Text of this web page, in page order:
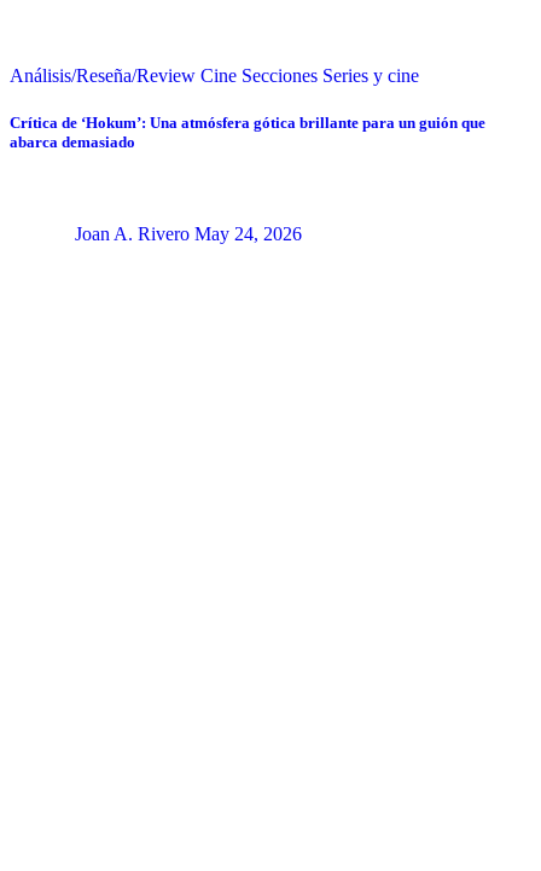
Análisis/Reseña/Review Cine Secciones Series y cine
Crítica de ‘Hokum’: Una atmósfera gótica brillante para un guión que
abarca demasiado
Joan A. Rivero May 24, 2026